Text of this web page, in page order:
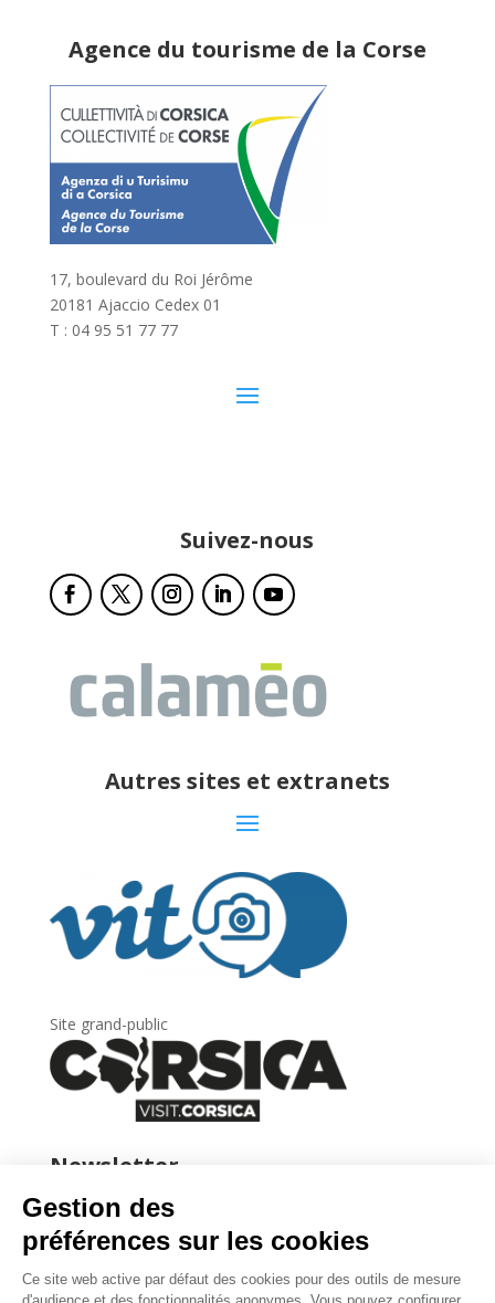
Agence du tourisme de la Corse
17, boulevard du Roi Jérôme
20181 Ajaccio Cedex 01
T : 04 95 51 77 77
Suivez-nous
Autres sites et extranets
Site grand-public
Newsletter
Inscrivez-vous àla lettre d’information
l’Agence du tourisme de la Corse..